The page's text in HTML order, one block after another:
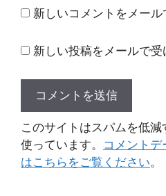
ト 新しいコメントをメール
新しい投稿をメールで受
このサイトはスパムを低
使っています。 コメント
はこちらをご覧ください。